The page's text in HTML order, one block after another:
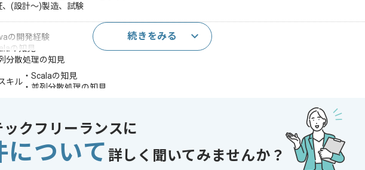
、(設計～)製造、試験
の開発経験
の知見
分散処理の知見
キル
・Scalaの知見
・並列分散処理の知見
件
有
準時間
150時間〜180時間
サイト
続きをみる
ックフリーランスに
について 詳しく聞いてみませんか？